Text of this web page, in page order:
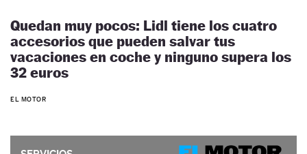
Quedan muy pocos: Lidl tiene los cuatro
accesorios que pueden salvar tus
vacaciones en coche y ninguno supera los
32 euros
EL MOTOR